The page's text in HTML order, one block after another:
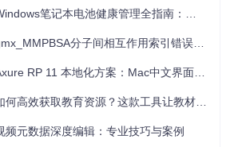
频元数据深度编辑：专业技巧与案例